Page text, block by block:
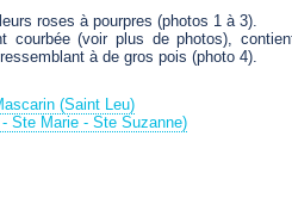
roses à pourpres (photos 1 à 3).
courbée (voir plus de photos),
à de gros pois (photo 4).
(Saint Leu)
Ste Marie - Ste Suzanne)